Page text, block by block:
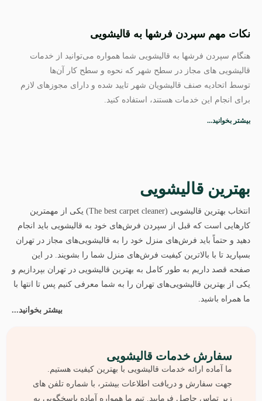
نکات مهم سپردن فرشها به قالیشویی
هنگام سپردن فرشها به قالیشویی شما همواره می‌توانید از خدمات
قالیشویی های مجاز در سطح شهر که نحوه و سطح کار آن‌ها
توسط اتحادیه صنف قالیشویان شهر تایید شده و دارای مجوزهای لازم
برای انجام این خدمات هستند، استفاده کنید.
بیشتر بخوانید...
بهترین قالیشویی
انتخاب بهترین قالیشویی (The best carpet cleaner) یکی از مهمترین
کارهایی است که قبل از سپردن فرش‌های خود به قالیشویی باید انجام
دهید و حتماً باید فرش‌های منزل خود را به قالیشویی‌های مجاز در تهران
بسپارید تا با بالاترین کیفیت فرش‌های منزل شما را بشویند. در این
صفحه قصد داریم به طور کامل به بهترین قالیشویی در تهران بپردازیم و
یکی از بهترین قالیشویی‌های تهران را به شما معرفی کنیم پس تا انتها با
ما همراه باشید.
بیشتر بخوانید...
سفارش خدمات قالیشویی
ما آماده‌ ارائه خدمات قالیشویی با بهترین کیفیت هستیم.
جهت سفارش و دریافت اطلاعات بیشتر، با شماره تلفن های
زیر تماس حاصل فرمایید. تیم ما همواره آماده پاسخگویی به